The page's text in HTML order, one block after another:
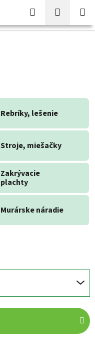
Hľadať
KOŠÍK
Rebríky, lešenie
Stroje, miešačky
Zakrývacie
plachty
Murárske náradie